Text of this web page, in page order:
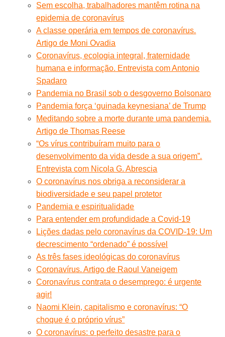
Sem escolha, trabalhadores mantêm rotina na
epidemia de coronavírus
A classe operária em tempos de coronavírus.
Artigo de Moni Ovadia
Coronavírus, ecologia integral, fraternidade
humana e informação. Entrevista com Antonio
Spadaro
Pandemia no Brasil sob o desgoverno Bolsonaro
Pandemia força ‘guinada keynesiana’ de Trump
Meditando sobre a morte durante uma pandemia.
Artigo de Thomas Reese
“Os vírus contribuíram muito para o
desenvolvimento da vida desde a sua origem”.
Entrevista com Nicola G. Abrescia
O coronavírus nos obriga a reconsiderar a
biodiversidade e seu papel protetor
Pandemia e espiritualidade
Para entender em profundidade a Covid-19
Lições dadas pelo coronavírus da COVID-19: Um
decrescimento “ordenado” é possível
As três fases ideológicas do coronavírus
Coronavírus. Artigo de Raoul Vaneigem
Coronavírus contrata o desemprego: é urgente
agir!
Naomi Klein, capitalismo e coronavírus: “O
choque é o próprio vírus”
O coronavírus: o perfeito desastre para o